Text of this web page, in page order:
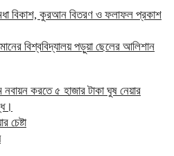
বিকাশ, কুরআন বিতরণ ও ফলাফল প্রকাশ
বিশ্ববিদ্যালয় পড়ুয়া ছেলের আলিশান
করতে ৫ হাজার টাকা ঘুষ নেয়ার
চেষ্টা